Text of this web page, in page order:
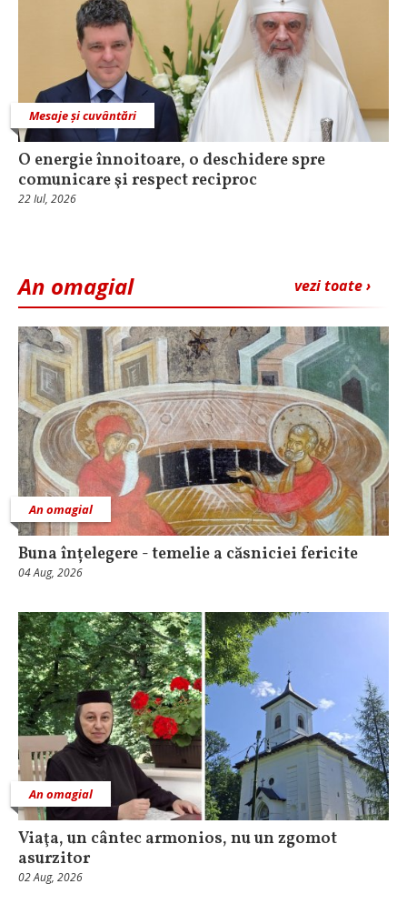
Mesaje și cuvântări
O energie înnoitoare, o deschidere spre
comunicare şi respect reciproc
22 Iul, 2026
vezi toate ›
An omagial
An omagial
Buna înțelegere - temelie a căsniciei fericite
04 Aug, 2026
An omagial
Viaţa, un cântec armonios, nu un zgomot
asurzitor
02 Aug, 2026